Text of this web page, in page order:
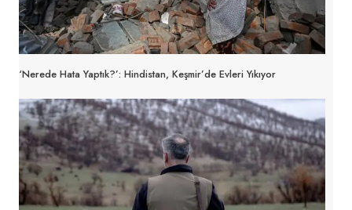
‘Nerede Hata Yaptık?’: Hindistan, Keşmir’de Evleri Yıkıyor